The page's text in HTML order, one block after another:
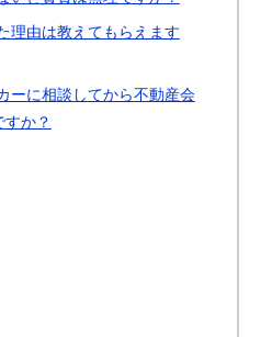
理由は教えてもらえます
ーに相談してから不動産会
か？